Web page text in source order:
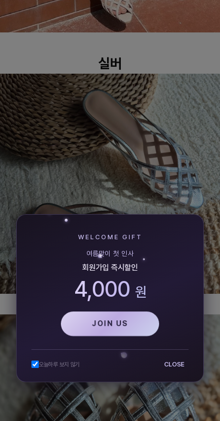
실버
WELCOME GIFT
여름맞이 첫 인사
회원가입 즉시할인
4,000 원
JOIN US
오늘하루 보지 않기 CLOSE